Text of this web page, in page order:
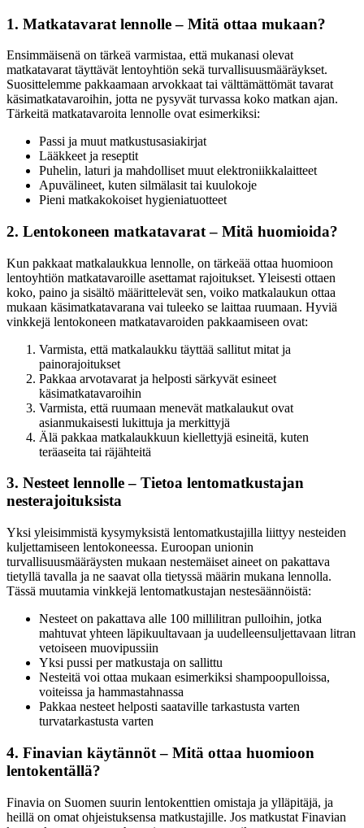
1. Matkatavarat lennolle – Mitä ottaa mukaan?
Ensimmäisenä on tärkeä varmistaa, että mukanasi olevat
matkatavarat täyttävät lentoyhtiön sekä turvallisuusmääräykset.
Suosittelemme pakkaamaan arvokkaat tai välttämättömät tavarat
käsimatkatavaroihin, jotta ne pysyvät turvassa koko matkan ajan.
Tärkeitä matkatavaroita lennolle ovat esimerkiksi:
Passi ja muut matkustusasiakirjat
Lääkkeet ja reseptit
Puhelin, laturi ja mahdolliset muut elektroniikkalaitteet
Apuvälineet, kuten silmälasit tai kuulokoje
Pieni matkakokoiset hygieniatuotteet
2. Lentokoneen matkatavarat – Mitä huomioida?
Kun pakkaat matkalaukkua lennolle, on tärkeää ottaa huomioon
lentoyhtiön matkatavaroille asettamat rajoitukset. Yleisesti ottaen
koko, paino ja sisältö määrittelevät sen, voiko matkalaukun ottaa
mukaan käsimatkatavarana vai tuleeko se laittaa ruumaan. Hyviä
vinkkejä lentokoneen matkatavaroiden pakkaamiseen ovat:
Varmista, että matkalaukku täyttää sallitut mitat ja
painorajoitukset
Pakkaa arvotavarat ja helposti särkyvät esineet
käsimatkatavaroihin
Varmista, että ruumaan menevät matkalaukut ovat
asianmukaisesti lukittuja ja merkittyjä
Älä pakkaa matkalaukkuun kiellettyjä esineitä, kuten
teräaseita tai räjähteitä
3. Nesteet lennolle – Tietoa lentomatkustajan
nesterajoituksista
Yksi yleisimmistä kysymyksistä lentomatkustajilla liittyy nesteiden
kuljettamiseen lentokoneessa. Euroopan unionin
turvallisuusmääräysten mukaan nestemäiset aineet on pakattava
tietyllä tavalla ja ne saavat olla tietyssä määrin mukana lennolla.
Tässä muutamia vinkkejä lentomatkustajan nestesäännöistä:
Nesteet on pakattava alle 100 millilitran pulloihin, jotka
mahtuvat yhteen läpikuultavaan ja uudelleensuljettavaan litran
vetoiseen muovipussiin
Yksi pussi per matkustaja on sallittu
Nesteitä voi ottaa mukaan esimerkiksi shampoopulloissa,
voiteissa ja hammastahnassa
Pakkaa nesteet helposti saataville tarkastusta varten
turvatarkastusta varten
4. Finavian käytännöt – Mitä ottaa huomioon
lentokentällä?
Finavia on Suomen suurin lentokenttien omistaja ja ylläpitäjä, ja
heillä on omat ohjeistuksensa matkustajille. Jos matkustat Finavian